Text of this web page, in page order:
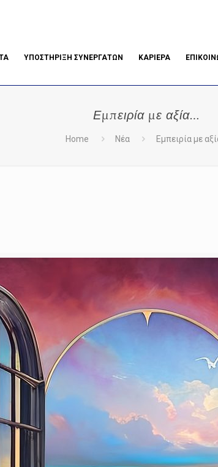
ΥΠΟΣΤΗΡΙΞΗ ΣΥΝΕΡΓΑΤΩΝ ΚΑΡΙΕΡΑ
Εμπειρία με αξία…
Home Νέα Εμπειρία με